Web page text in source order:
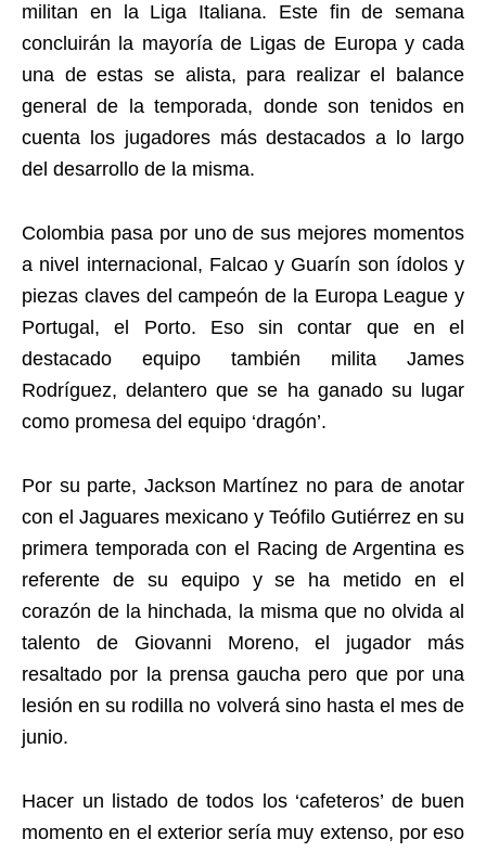
militan en la Liga Italiana. Este fin de semana
concluirán la mayoría de Ligas de Europa y cada
una de estas se alista, para realizar el balance
general de la temporada, donde son tenidos en
cuenta los jugadores más destacados a lo largo
del desarrollo de la misma.
Colombia pasa por uno de sus mejores momentos
a nivel internacional, Falcao y Guarín son ídolos y
piezas claves del campeón de la Europa League y
Portugal, el Porto. Eso sin contar que en el
destacado equipo también milita James
Rodríguez, delantero que se ha ganado su lugar
como promesa del equipo ‘dragón’.
Por su parte, Jackson Martínez no para de anotar
con el Jaguares mexicano y Teófilo Gutiérrez en su
primera temporada con el Racing de Argentina es
referente de su equipo y se ha metido en el
corazón de la hinchada, la misma que no olvida al
talento de Giovanni Moreno, el jugador más
resaltado por la prensa gaucha pero que por una
lesión en su rodilla no volverá sino hasta el mes de
junio.
Hacer un listado de todos los ‘cafeteros’ de buen
momento en el exterior sería muy extenso, por eso